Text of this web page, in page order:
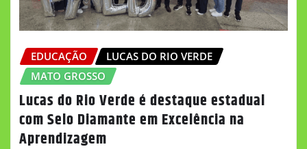
EDUCAÇÃO
LUCAS DO RIO VERDE
MATO GROSSO
Lucas do Rio Verde é destaque estadual
com Selo Diamante em Excelência na
Aprendizagem